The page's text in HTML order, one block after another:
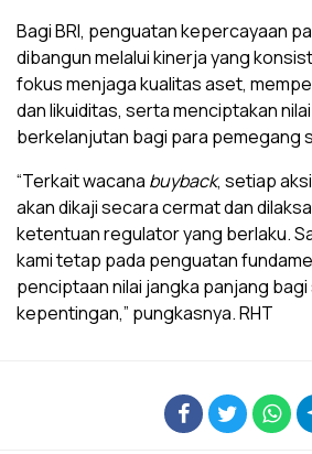
Bagi BRI, penguatan kepercayaan
dibangun melalui kinerja yang
fokus menjaga kualitas aset,
dan likuiditas, serta menciptakan
berkelanjutan bagi para pemegang
“Terkait wacana buyback, setiap
akan dikaji secara cermat dan
ketentuan regulator yang berlaku.
kami tetap pada penguatan
penciptaan nilai jangka panjang
kepentingan,” pungkasnya. RHT